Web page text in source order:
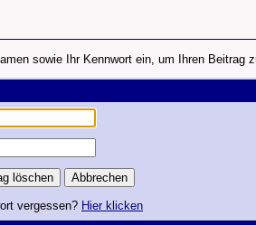
sowie Ihr Kennwort ein, um Ihren Beitrag
vergessen? Hier klicken